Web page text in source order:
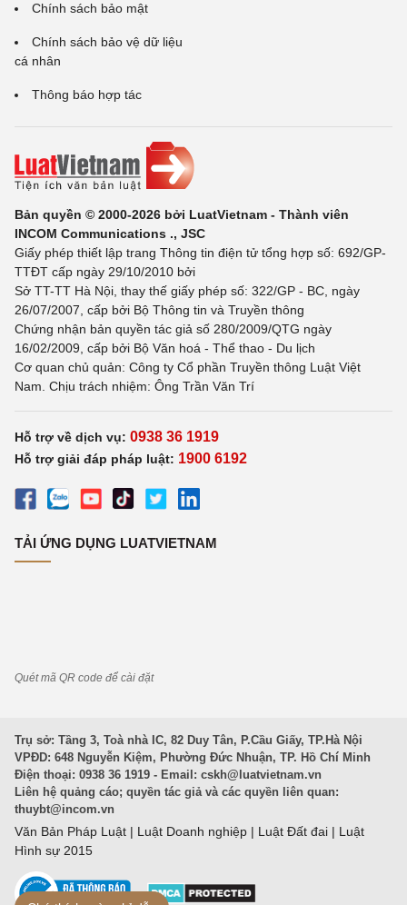
Chính sách bảo mật
Chính sách bảo vệ dữ liệu
cá nhân
Thông báo hợp tác
Bản quyền © 2000-2026 bởi LuatVietnam - Thành viên
INCOM Communications ., JSC
Giấy phép thiết lập trang Thông tin điện tử tổng hợp số: 692/GP-
TTĐT cấp ngày 29/10/2010 bởi
Sở TT-TT Hà Nội, thay thế giấy phép số: 322/GP - BC, ngày
26/07/2007, cấp bởi Bộ Thông tin và Truyền thông
Chứng nhận bản quyền tác giả số 280/2009/QTG ngày
16/02/2009, cấp bởi Bộ Văn hoá - Thể thao - Du lịch
Cơ quan chủ quản: Công ty Cổ phần Truyền thông Luật Việt
Nam. Chịu trách nhiệm: Ông Trần Văn Trí
Hỗ trợ về dịch vụ: 0938 36 1919
Hỗ trợ giải đáp pháp luật: 1900 6192
TẢI ỨNG DỤNG LUATVIETNAM
Quét mã QR code để cài đặt
Trụ sở: Tầng 3, Toà nhà IC, 82 Duy Tân, P.Cầu Giấy, TP.Hà Nội
VPĐD: 648 Nguyễn Kiệm, Phường Đức Nhuận, TP. Hồ Chí Minh
Điện thoại: 0938 36 1919 - Email: cskh@luatvietnam.vn
Liên hệ quảng cáo; quyền tác giả và các quyền liên quan:
thuybt@incom.vn
Văn Bản Pháp Luật | Luật Doanh nghiệp | Luật Đất đai | Luật
Hình sự 2015